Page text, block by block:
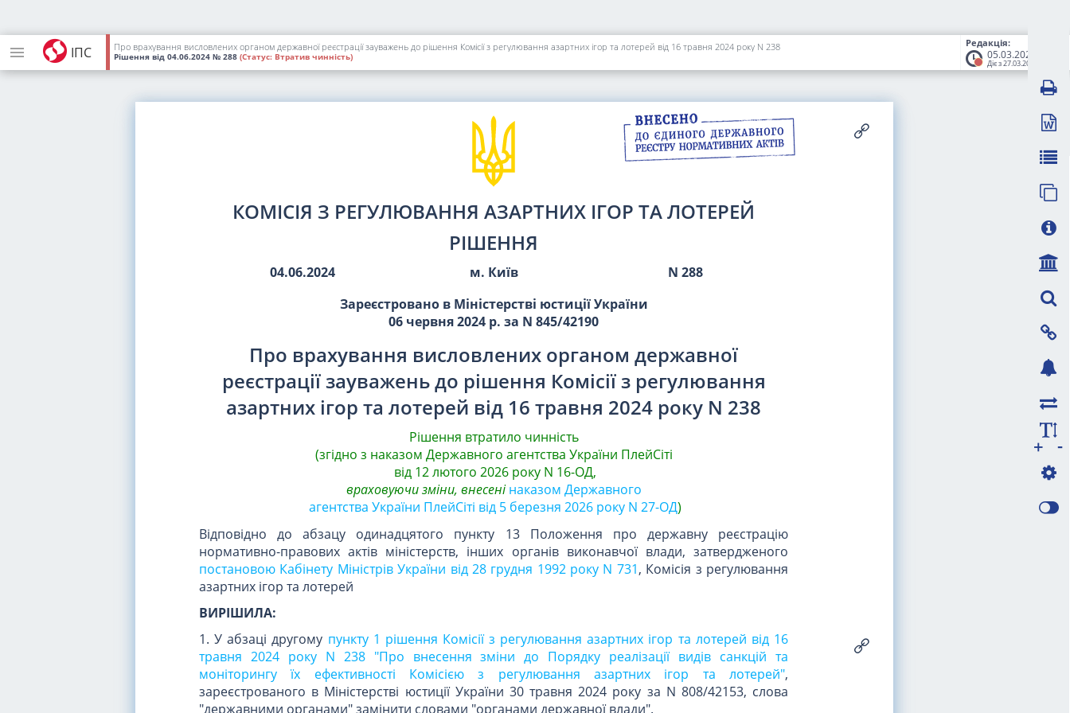
ІПС
Редакція:
05.03.2026
Діє з 27.03.2026
Про врахування висловлених органом державної реєстрації зауважень до рішення Комісії з регулювання азартних ігор та лотерей від 16 травня 2024 року N 238
Рішення від 04.06.2024 № 288 (Статус: Втратив чинність)
КОМІСІЯ З РЕГУЛЮВАННЯ АЗАРТНИХ ІГОР ТА ЛОТЕРЕЙ
РІШЕННЯ
04.06.2024 м. Київ
N 288
Зареєстровано в Міністерстві юстиції України
06 червня 2024 р. за N 845/42190
Про врахування висловлених органом державної
реєстрації зауважень до рішення Комісії з регулювання
азартних ігор та лотерей від 16 травня 2024 року N 238
Рішення втратило чинність
(згідно з наказом Державного агентства України ПлейСіті
від 12 лютого 2026 року N 16-ОД,
враховуючи зміни, внесені наказом Державного
агентства України ПлейСіті від 5 березня 2026 року N 27-ОД)
Відповідно до абзацу одинадцятого пункту 13 Положення про державну реєстрацію
нормативно-правових актів міністерств, інших органів виконавчої влади, затвердженого
постановою Кабінету Міністрів України від 28 грудня 1992 року N 731, Комісія з регулювання
азартних ігор та лотерей
ВИРІШИЛА:
1. У абзаці другому пункту 1 рішення Комісії з регулювання азартних ігор та лотерей від 16
травня 2024 року N 238 "Про внесення зміни до Порядку реалізації видів санкцій та
моніторингу їх ефективності Комісією з регулювання азартних ігор та лотерей",
зареєстрованого в Міністерстві юстиції України 30 травня 2024 року за N 808/42153, слова
"державними органами" замінити словами "органами державної влади".
-
+